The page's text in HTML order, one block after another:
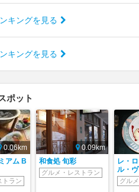
キングを見る
キングを見る
ポット
0.06km
アム B
トラン
0.09km
和食処 旬彩
グルメ・レストラン
レ・
ル・
グル